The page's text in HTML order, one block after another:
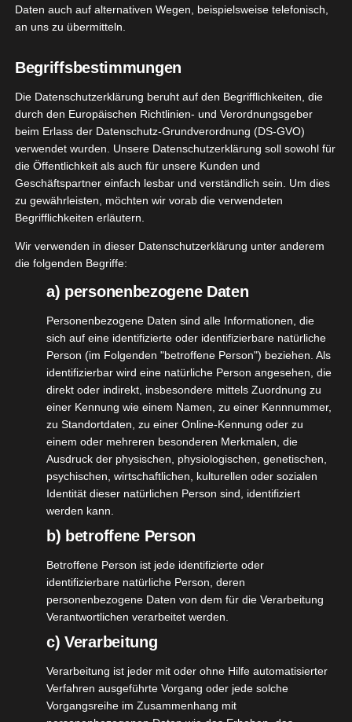
Diese beiden Dinge zu kombinieren und eine
schaffen ist über@famwalls_de
Dort findet Ihr eine große Auswahl an Postern in
verschiedenen Größen, die Ihr ganz individuell
gestalten könnt. Das Poster ist in einer wirklich
tollen Qualität und auf schön dickem Papier
gedruckt. Ihr habt immens viele gestalterische
Möglichkeiten Eure Poster zu kreieren, z.B. auch
natürlich auch inspirieren lassen oder über den
Livechat Fragen stellen, die schnell beantwortet
werden.
Daten auch auf alternativen Wegen, beispielsweise telefonisch,
an uns zu übermitteln.
Begriffsbestimmungen
Die Datenschutzerklärung beruht auf den Begrifflichkeiten, die
durch den Europäischen Richtlinien- und Verordnungsgeber
beim Erlass der Datenschutz-Grundverordnung (DS-GVO)
verwendet wurden. Unsere Datenschutzerklärung soll sowohl für
die Öffentlichkeit als auch für unsere Kunden und
Geschäftspartner einfach lesbar und verständlich sein. Um dies
zu gewährleisten, möchten wir vorab die verwendeten
Begrifflichkeiten erläutern.
Wir verwenden in dieser Datenschutzerklärung unter anderem
die folgenden Begriffe:
a) personenbezogene Daten
Personenbezogene Daten sind alle Informationen, die
sich auf eine identifizierte oder identifizierbare natürliche
Person (im Folgenden "betroffene Person") beziehen. Als
identifizierbar wird eine natürliche Person angesehen, die
direkt oder indirekt, insbesondere mittels Zuordnung zu
einer Kennung wie einem Namen, zu einer Kennnummer,
zu Standortdaten, zu einer Online-Kennung oder zu
einem oder mehreren besonderen Merkmalen, die
Ausdruck der physischen, physiologischen, genetischen,
psychischen, wirtschaftlichen, kulturellen oder sozialen
Identität dieser natürlichen Person sind, identifiziert
werden kann.
b) betroffene Person
Betroffene Person ist jede identifizierte oder
identifizierbare natürliche Person, deren
personenbezogene Daten von dem für die Verarbeitung
Verantwortlichen verarbeitet werden.
c) Verarbeitung
Verarbeitung ist jeder mit oder ohne Hilfe automatisierter
Verfahren ausgeführte Vorgang oder jede solche
Vorgangsreihe im Zusammenhang mit